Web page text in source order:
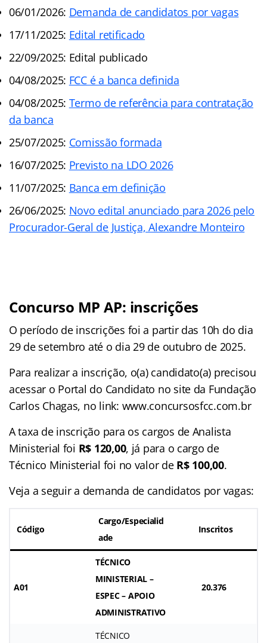
06/01/2026: Demanda de candidatos por vagas
17/11/2025: Edital retificado
22/09/2025: Edital publicado
04/08/2025: FCC é a banca definida
04/08/2025: Termo de referência para contratação
da banca
25/07/2025: Comissão formada
16/07/2025: Previsto na LDO 2026
11/07/2025: Banca em definição
26/06/2025: Novo edital anunciado para 2026 pelo
Procurador-Geral de Justiça, Alexandre Monteiro
Concurso MP AP: inscrições
O período de inscrições foi a partir das 10h do dia
29 de setembro até o dia 29 de outubro de 2025.
Para realizar a inscrição, o(a) candidato(a) precisou
acessar o Portal do Candidato no site da Fundação
Carlos Chagas, no link: www.concursosfcc.com.br
A taxa de inscrição para os cargos de Analista
Ministerial foi R$ 120,00, já para o cargo de
Técnico Ministerial foi no valor de R$ 100,00.
Veja a seguir a demanda de candidatos por vagas:
Código
Cargo/Especialid
ade
Inscritos
A01
TÉCNICO
MINISTERIAL –
ESPEC – APOIO
ADMINISTRATIVO
20.376
TÉCNICO